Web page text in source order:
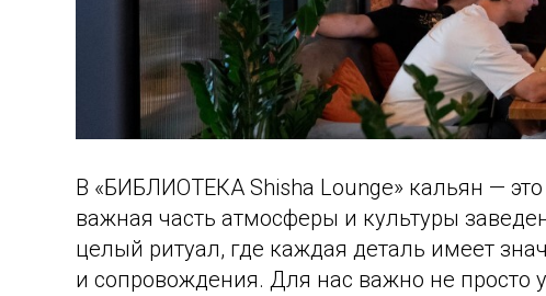
В «БИБЛИОТЕКА Shisha Lounge» кальян —
важная часть атмосферы и культуры
целый ритуал, где каждая деталь имеет
и сопровождения. Для нас важно не просто